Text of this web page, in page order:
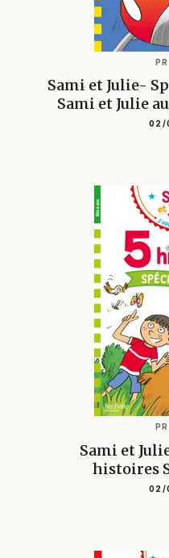
Sami et Julie-
Sami et Julie
02/
Sami et
histoires
02/